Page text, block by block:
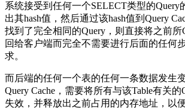
系统接受到任何一个SELECT类型的Query
出其hash值，然后通过该hash值到Query
找到了完全相同的Query，则直接将之前所
回给客户端而完全不需要进行后面的任何
求。
而后端的任何一个表的任何一条数据发生
Query Cache，需要将所有与该Table有关的
失效，并释放出之前占用的内存地址，以